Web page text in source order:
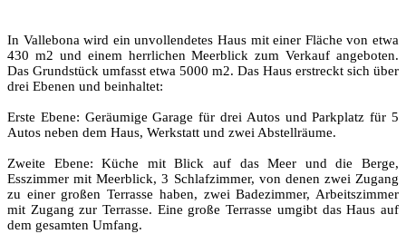
In Vallebona wird ein unvollendetes Haus mit einer Fläche von etwa
430 m2 und einem herrlichen Meerblick zum Verkauf angeboten.
Das Grundstück umfasst etwa 5000 m2. Das Haus erstreckt sich über
drei Ebenen und beinhaltet:
Erste Ebene: Geräumige Garage für drei Autos und Parkplatz für 5
Autos neben dem Haus, Werkstatt und zwei Abstellräume.
Zweite Ebene: Küche mit Blick auf das Meer und die Berge,
Esszimmer mit Meerblick, 3 Schlafzimmer, von denen zwei Zugang
zu einer großen Terrasse haben, zwei Badezimmer, Arbeitszimmer
mit Zugang zur Terrasse. Eine große Terrasse umgibt das Haus auf
dem gesamten Umfang.